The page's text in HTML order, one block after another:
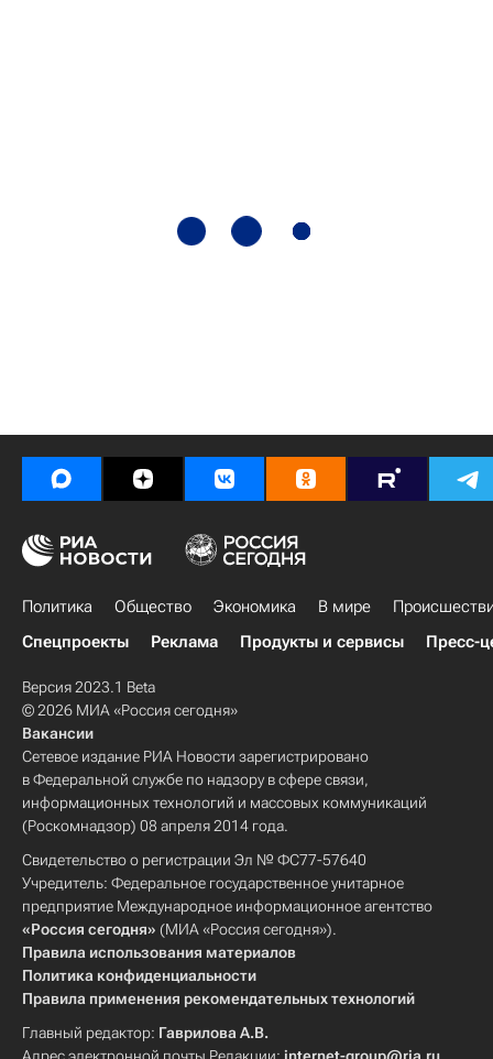
Политика Общество Экономика В мире
Спецпроекты
Реклама Продукты и сервисы Пресс-
Версия 2023.1 Beta
© 2026 МИА «Россия сегодня»
Вакансии
Сетевое издание РИА Новости зарегистрировано
в Федеральной службе по надзору в сфере связи,
информационных технологий и массовых коммуникаций
(Роскомнадзор) 08 апреля 2014 года.
Свидетельство о регистрации Эл № ФС77-57640
Учредитель: Федеральное государственное унитарное
предприятие Международное информационное агентство
«Россия сегодня» (МИА «Россия сегодня»).
Правила использования материалов
Политика конфиденциальности
Правила применения рекомендательных технологий
Главный редактор: Гаврилова А.В.